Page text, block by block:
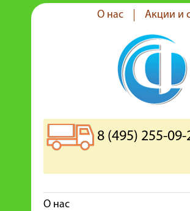
О нас Акции и
8 (495) 255-09-
О нас